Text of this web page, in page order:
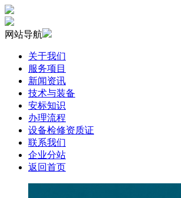
网站导航
关于我们
服务项目
新闻资讯
技术与装备
安标知识
办理流程
设备检修资质证
联系我们
企业分站
返回首页